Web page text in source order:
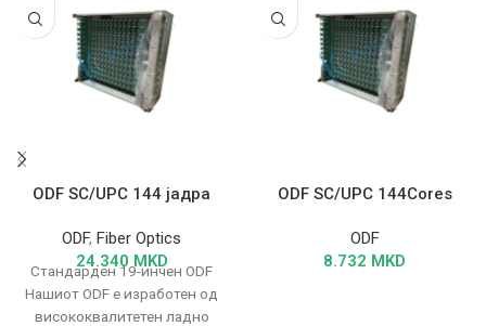
ODF SC/UPC 144 јадра
ODF, Fiber Optics
24.340 MKD
Стандарден 19-инчен ODF
Нашиот ODF е изработен од
висококвалитетен ладно
ODF SC/UPC 144Cores
ODF
8.732 MKD